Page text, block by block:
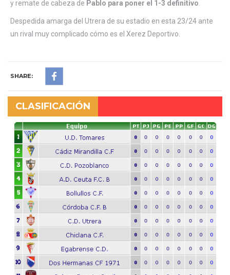
y remate de cabeza de Pablo para poner el 1-3 definitivo
Despedida amarga del Utrera de su estadio en esta 23/24 ante
un rival muy complicado cómo es el Xerez Deportivo.
SHARE:
CLASIFICACIÓN